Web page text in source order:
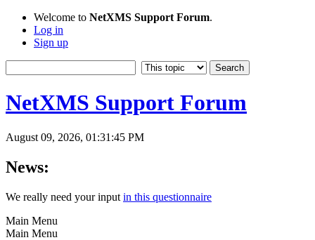
Welcome to NetXMS Support Forum.
Log in
Sign up
NetXMS Support Forum
August 09, 2026, 01:31:45 PM
News:
We really need your input in this questionnaire
Main Menu
Main Menu